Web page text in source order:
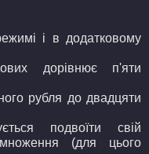
і в додатковому
дорівнює п'яти
рубля до двадцяти
подвоїти свій
(для цього